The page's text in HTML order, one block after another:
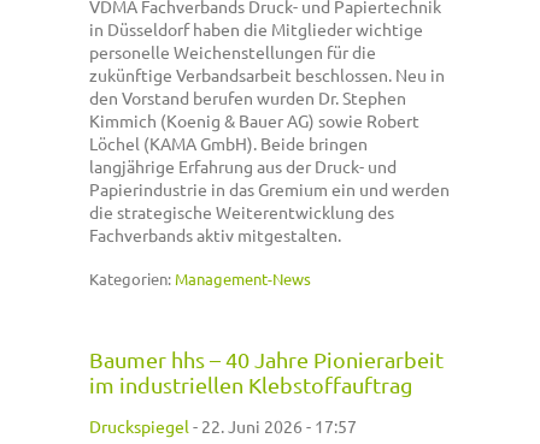
VDMA Fachverbands Druck- und Papiertechnik
in Düsseldorf haben die Mitglieder wichtige
personelle Weichenstellungen für die
zukünftige Verbandsarbeit beschlossen. Neu in
den Vorstand berufen wurden Dr. Stephen
Kimmich (Koenig & Bauer AG) sowie Robert
Löchel (KAMA GmbH). Beide bringen
langjährige Erfahrung aus der Druck- und
Papierindustrie in das Gremium ein und werden
die strategische Weiterentwicklung des
Fachverbands aktiv mitgestalten.
Kategorien: Management-News
Baumer hhs – 40 Jahre Pionierarbeit
im industriellen Klebstoffauftrag
Druckspiegel - 22. Juni 2026 - 17:57